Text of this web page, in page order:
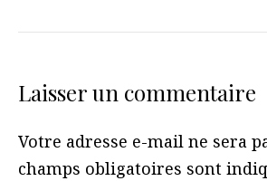
Laisser un commentaire
Votre adresse e-mail ne sera
champs obligatoires sont